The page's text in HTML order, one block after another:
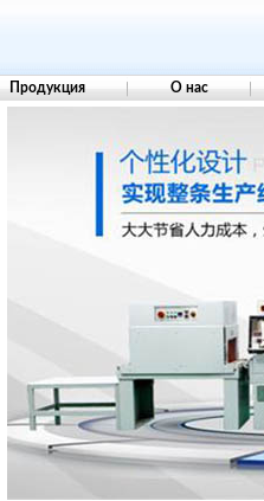
Продукция О нас